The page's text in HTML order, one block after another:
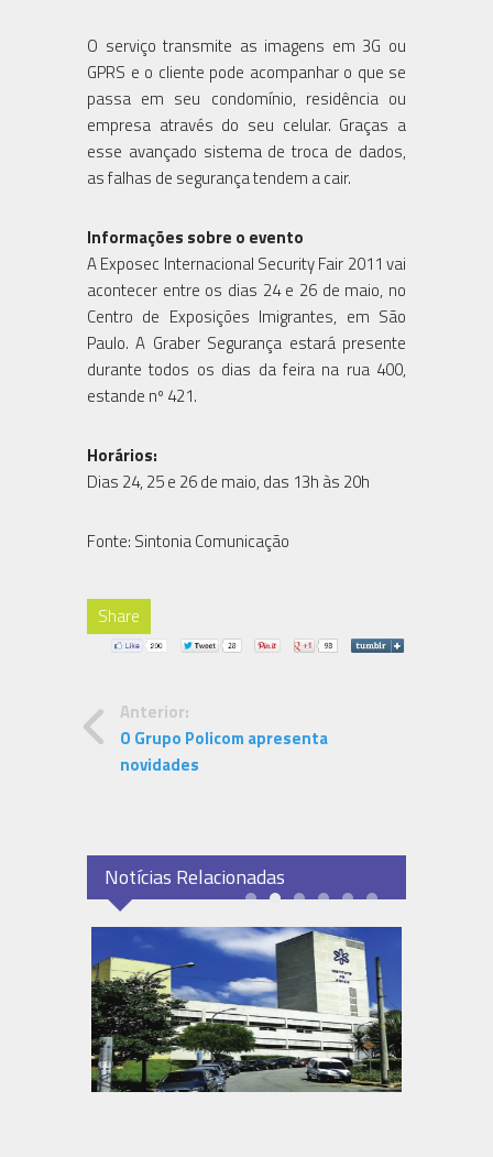
O serviço transmite as imagens em 3G ou
GPRS e o cliente pode acompanhar o que se
passa em seu condomínio, residência ou
empresa através do seu celular. Graças a
esse avançado sistema de troca de dados,
as falhas de segurança tendem a cair.
Informações sobre o evento
A Exposec Internacional Security Fair 2011 vai
acontecer entre os dias 24 e 26 de maio, no
Centro de Exposições Imigrantes, em São
Paulo. A Graber Segurança estará presente
durante todos os dias da feira na rua 400,
estande nº 421.
Horários:
Dias 24, 25 e 26 de maio, das 13h às 20h
Fonte: Sintonia Comunicação
Share
Anterior:
O Grupo Policom apresenta
novidades
Notícias Relacionadas